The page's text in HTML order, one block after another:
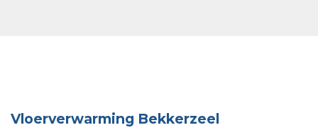
Vloerverwarming Bekkerzeel